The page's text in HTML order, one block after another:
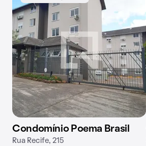
Condomínio Poema Brasil
Rua Recife, 215